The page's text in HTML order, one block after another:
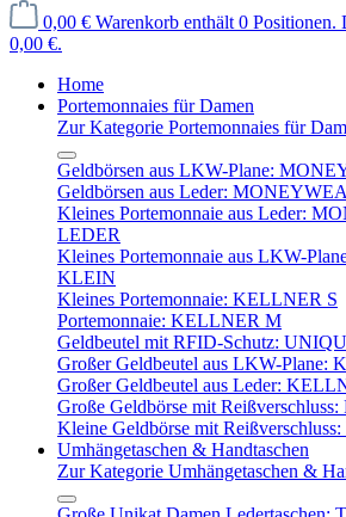
0,00 € Warenkorb enthält 0 Positionen.
0,00 €.
Home
Portemonnaies für Damen
Zur Kategorie Portemonnaies für
Geldbörsen aus LKW-Plane:
Geldbörsen aus Leder:
Kleines Portemonnaie aus Leder:
LEDER
Kleines Portemonnaie aus LKW-
KLEIN
Kleines Portemonnaie: KELLNER S
Portemonnaie: KELLNER M
Geldbeutel mit RFID-Schutz:
Großer Geldbeutel aus LKW-Plane:
Großer Geldbeutel aus Leder:
Große Geldbörse mit
Kleine Geldbörse mit
Umhängetaschen & Handtaschen
Zur Kategorie Umhängetaschen &